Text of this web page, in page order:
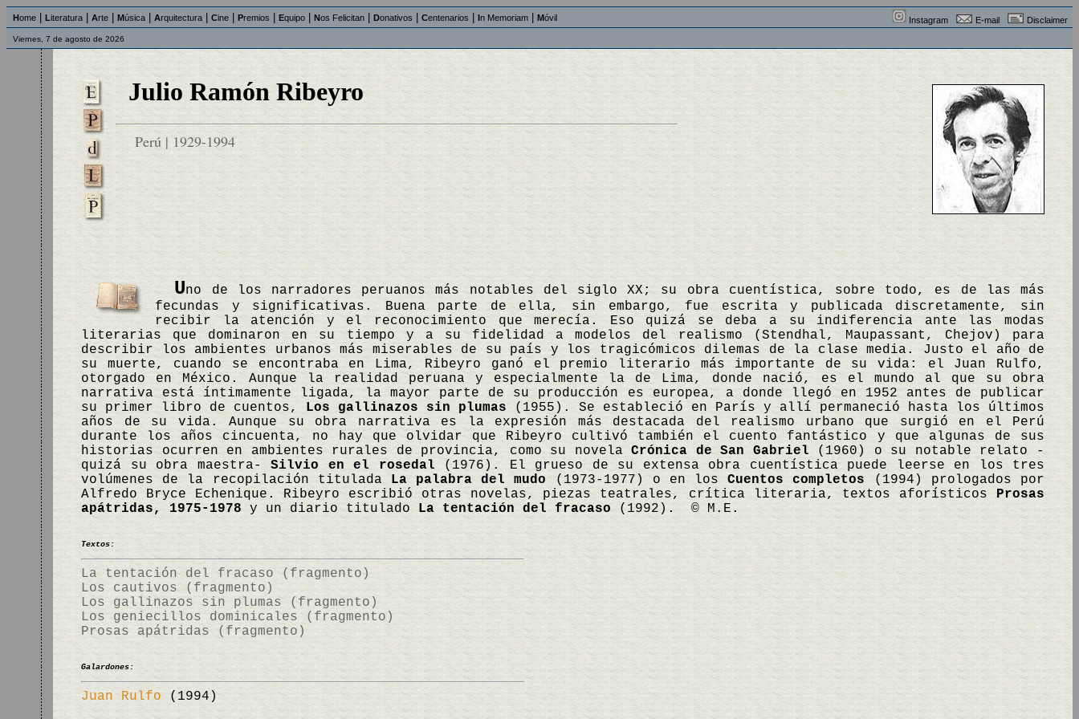
Home Literatura Arte Música Arquitectura Cine Premios Equipo Nos Felicitan Donativos Centenarios In Memoriam Móvil Instagram E-mail Disclaimer
Viernes, 7 de agosto de 2026
Julio Ramón Ribeyro
Perú | 1929-1994
Uno de los narradores peruanos más notables del siglo XX; su obra cuentística, sobre todo, es de las más
fecundas y significativas. Buena parte de ella, sin embargo, fue escrita y publicada discretamente, sin
recibir la atención y el reconocimiento que merecía. Eso quizá se deba a su indiferencia ante las modas
literarias que dominaron en su tiempo y a su fidelidad a modelos del realismo (Stendhal, Maupassant, Chejov) para
describir los ambientes urbanos más miserables de su país y los tragicómicos dilemas de la clase media. Justo el año de
su muerte, cuando se encontraba en Lima, Ribeyro ganó el premio literario más importante de su vida: el Juan Rulfo,
otorgado en México. Aunque la realidad peruana y especialmente la de Lima, donde nació, es el mundo al que su obra
narrativa está íntimamente ligada, la mayor parte de su producción es europea, a donde llegó en 1952 antes de publicar
su primer libro de cuentos, Los gallinazos sin plumas (1955). Se estableció en París y allí permaneció hasta los últimos
años de su vida. Aunque su obra narrativa es la expresión más destacada del realismo urbano que surgió en el Perú
durante los años cincuenta, no hay que olvidar que Ribeyro cultivó también el cuento fantástico y que algunas de sus
historias ocurren en ambientes rurales de provincia, como su novelaCrónica de San Gabriel (1960) o su notable relato -
quizá su obra maestra- Silvio en el rosedal (1976). El grueso de su extensa obra cuentística puede leerse en los tres
volúmenes de la recopilación titulada La palabra del mudo(1973-1977) o en losCuentos completos (1994) prologados por
Alfredo Bryce Echenique. Ribeyro escribió otras novelas, piezas teatrales, crítica literaria, textos aforísticos Prosas
apátridas, 1975-1978 y un diario titulado La tentación del fracaso (1992). © M.E.
Textos:
La tentación del fracaso (fragmento)
Los cautivos (fragmento)
Los gallinazos sin plumas (fragmento)
Los geniecillos dominicales (fragmento)
Prosas apátridas (fragmento)
Galardones:
Juan Rulfo (1994)